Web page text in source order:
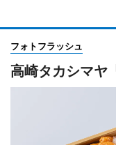
フォトフラッシュ
高崎タカシマヤ